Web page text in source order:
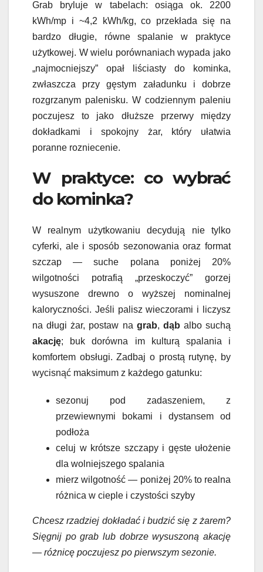
Grab bryluje w tabelach: osiąga ok. 2200
kWh/mp i ~4,2 kWh/kg, co przekłada się na
bardzo długie, równe spalanie w praktyce
użytkowej. W wielu porównaniach wypada jako
„najmocniejszy” opał liściasty do kominka,
zwłaszcza przy gęstym załadunku i dobrze
rozgrzanym palenisku. W codziennym paleniu
poczujesz to jako dłuższe przerwy między
dokładkami i spokojny żar, który ułatwia
poranne rozniecenie.
W praktyce: co wybrać
do kominka?
W realnym użytkowaniu decydują nie tylko
cyferki, ale i sposób sezonowania oraz format
szczap — suche polana poniżej 20%
wilgotności potrafią „przeskoczyć” gorzej
wysuszone drewno o wyższej nominalnej
kaloryczności. Jeśli palisz wieczorami i liczysz
na długi żar, postaw na grab, dąb albo suchą
akację; buk dorówna im kulturą spalania i
komfortem obsługi. Zadbaj o prostą rutynę, by
wycisnąć maksimum z każdego gatunku:
sezonuj pod zadaszeniem, z
przewiewnymi bokami i dystansem od
podłoża
celuj w krótsze szczapy i gęste ułożenie
dla wolniejszego spalania
mierz wilgotność — poniżej 20% to realna
różnica w cieple i czystości szyby
Chcesz rzadziej dokładać i budzić się z żarem?
Sięgnij po grab lub dobrze wysuszoną akację
— różnicę poczujesz po pierwszym sezonie.